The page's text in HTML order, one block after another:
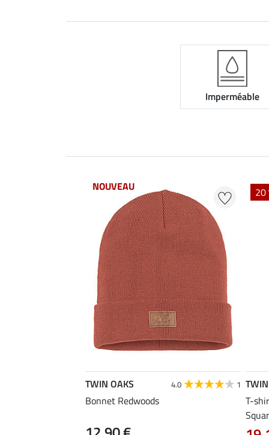
Imperméable
NOUVEAU
TWIN OAKS 4.0 1
Bonnet Redwoods
20
T-